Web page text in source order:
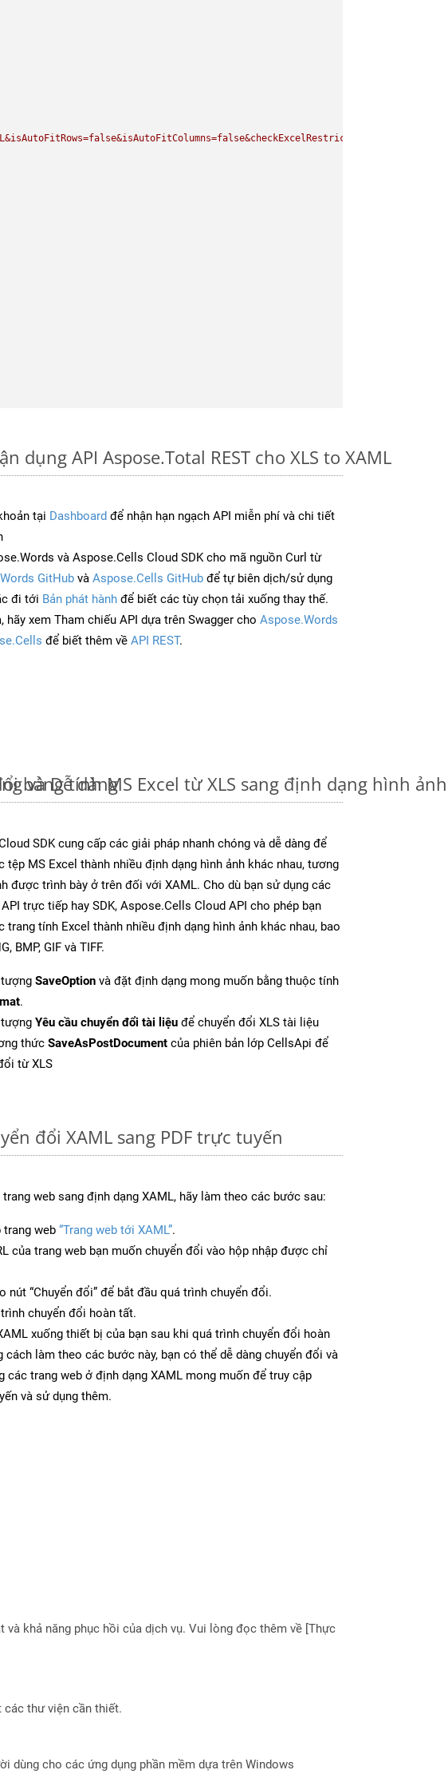
dụng API Aspose.Total REST cho XLS to XAML
tại Dashboard để nhận hạn ngạch API miễn phí và chi tiết
và Aspose.Cells Cloud SDK cho mã nguồn Curl từ
GitHub và Aspose.Cells GitHub để tự biên dịch/sử dụng
đi tới Bản phát hành để biết các tùy chọn tải xuống thay thế.
hãy xem Tham chiếu API dựa trên Swagger cho Aspose.Words
để biết thêm về API REST.
và Dễ dàng
bảng tính MS Excel từ XLS sang định dạng hình
SDK cung cấp các giải pháp nhanh chóng và dễ dàng để
tệp MS Excel thành nhiều định dạng hình ảnh khác nhau, tương
được trình bày ở trên đối với XAML. Cho dù bạn sử dụng các
API trực tiếp hay SDK, Aspose.Cells Cloud API cho phép bạn
trang tính Excel thành nhiều định dạng hình ảnh khác nhau, bao
BMP, GIF và TIFF.
SaveOption và đặt định dạng mong muốn bằng thuộc tính
.
Yêu cầu chuyển đổi tài liệu để chuyển đổi XLS tài liệu
thức SaveAsPostDocument của phiên bản lớp CellsApi để
từ XLS
đổi XAML sang PDF trực tuyến
web sang định dạng XAML, hãy làm theo các bước sau:
trang web “Trang web tới XAML”.
của trang web bạn muốn chuyển đổi vào hộp nhập được chỉ
nút “Chuyển đổi” để bắt đầu quá trình chuyển đổi.
chuyển đổi hoàn tất.
xuống thiết bị của bạn sau khi quá trình chuyển đổi hoàn
cách làm theo các bước này, bạn có thể dễ dàng chuyển đổi và
các trang web ở định dạng XAML mong muốn để truy cập
và sử dụng thêm.
khả năng phục hồi của dịch vụ. Vui lòng đọc thêm về [Thực
các thư viện cần thiết.
dùng cho các ứng dụng phần mềm dựa trên Windows